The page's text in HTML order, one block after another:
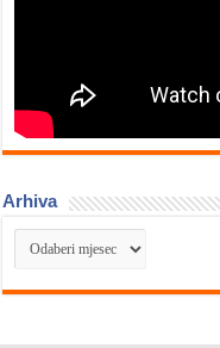
Arhiva
Arhiva